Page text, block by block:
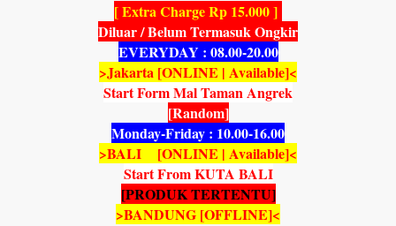
[ Extra Charge Rp 15.000 ]
Diluar / Belum Termasuk Ongkir
EVERYDAY : 08.00-20.00
>Jakarta [ONLINE | Available]<
Start Form Mal Taman Angrek
[Random]
Monday-Friday : 10.00-16.00
>BALI [ONLINE | Available]<
Start From KUTA BALI
[PRODUK TERTENTU]
>BANDUNG [OFFLINE]<